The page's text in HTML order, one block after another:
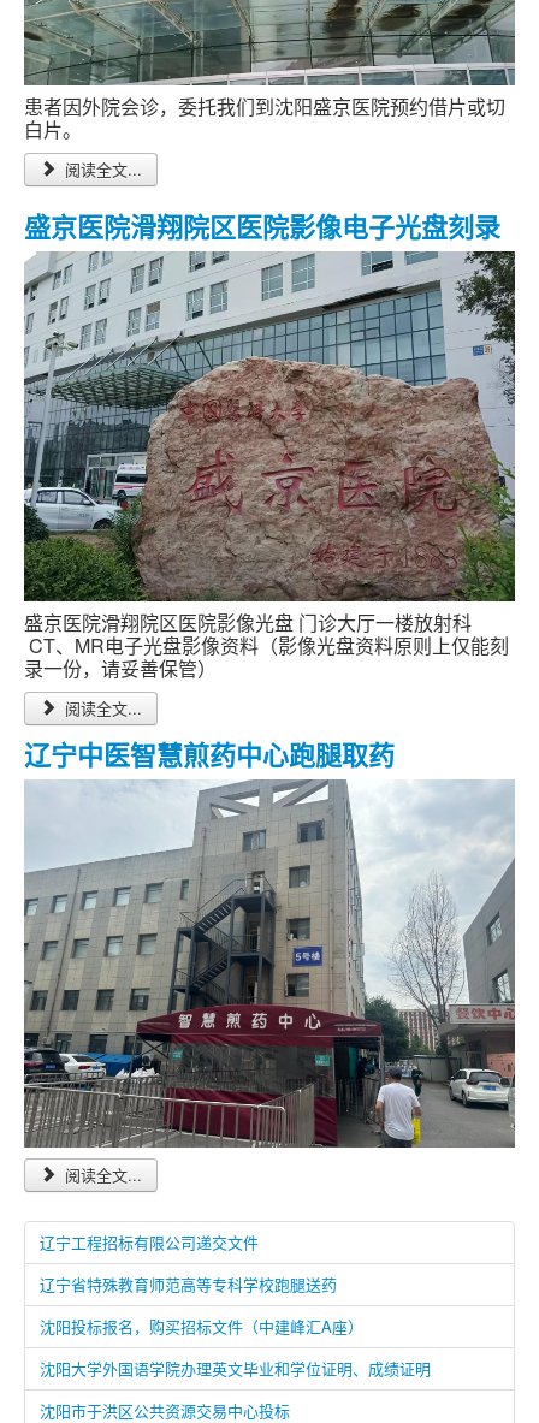
患者因外院会诊，委托我们到沈阳盛京医院预约借片或切
白片。
阅读全文...
盛京医院滑翔院区医院影像电子光盘刻录
盛京医院滑翔院区医院影像光盘 门诊大厅一楼放射科
CT、MR电子光盘影像资料（影像光盘资料原则上仅能刻
录一份，请妥善保管）
阅读全文...
辽宁中医智慧煎药中心跑腿取药
阅读全文...
辽宁工程招标有限公司递交文件
辽宁省特殊教育师范高等专科学校跑腿送药
沈阳投标报名，购买招标文件（中建峰汇A座）
沈阳大学外国语学院办理英文毕业和学位证明、成绩证明
沈阳市于洪区公共资源交易中心投标